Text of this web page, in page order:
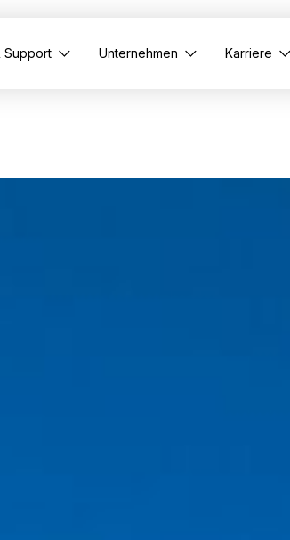
Support Unternehmen Karriere